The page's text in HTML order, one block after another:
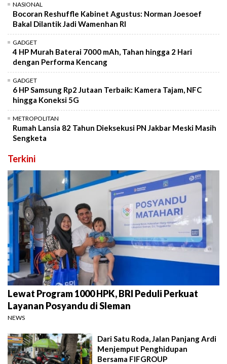
NASIONAL
Bocoran Reshuffle Kabinet Agustus: Norman Joesoef
Bakal Dilantik Jadi Wamenhan RI
GADGET
4 HP Murah Baterai 7000 mAh, Tahan hingga 2 Hari
dengan Performa Kencang
GADGET
6 HP Samsung Rp2 Jutaan Terbaik: Kamera Tajam, NFC
hingga Koneksi 5G
METROPOLITAN
Rumah Lansia 82 Tahun Dieksekusi PN Jakbar Meski Masih
Sengketa
Terkini
Lewat Program 1000 HPK, BRI Peduli Perkuat
Layanan Posyandu di Sleman
NEWS
Dari Satu Roda, Jalan Panjang Ardi
Menjemput Penghidupan
Bersama FIFGROUP